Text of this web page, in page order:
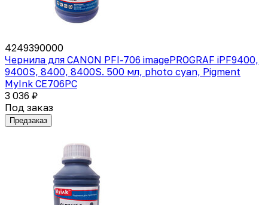
4249390000
Чернила для CANON PFI-706 imagePROGRAF iPF9400,
9400S, 8400, 8400S. 500 мл, photo cyan, Pigment
MyInk CE706PC
3 036 ₽
Под заказ
Предзаказ